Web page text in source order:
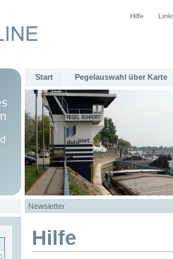
Hilfe
Start Pegelauswahl über Karte
Newsletter
Hilfe